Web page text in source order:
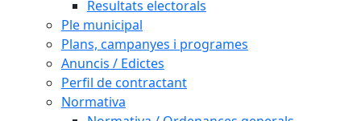
Resultats electorals
Ple municipal
Plans, campanyes i programes
Anuncis / Edictes
Perfil de contractant
Normativa